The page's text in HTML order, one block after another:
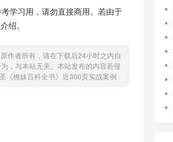
学习用，请勿直接商用。若由于
绍。
作者所有，请在下载后24小时之内自
，与本站无关。本站发布的内容若侵
《撩妹百科全书》近300页实战案例